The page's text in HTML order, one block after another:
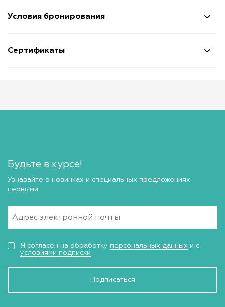
Условия бронирования
Сертификаты
Будьте в курсе!
Узнавайте о новинках и специальных предложениях
первыми
Подписаться
Я согласен на обработку персональных данных и с
условиями подписки